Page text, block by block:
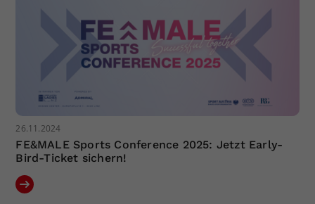
26.11.2024
FE&MALE Sports Conference 2025: Jetzt Early-
Bird-Ticket sichern!